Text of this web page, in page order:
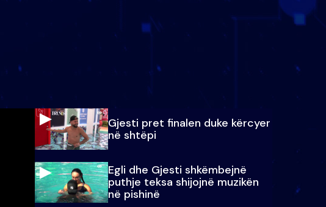
Gjesti pret finalen duke kërcyer
në shtëpi
Egli dhe Gjesti shkëmbejnë
puthje teksa shijojnë muzikën
në pishinë